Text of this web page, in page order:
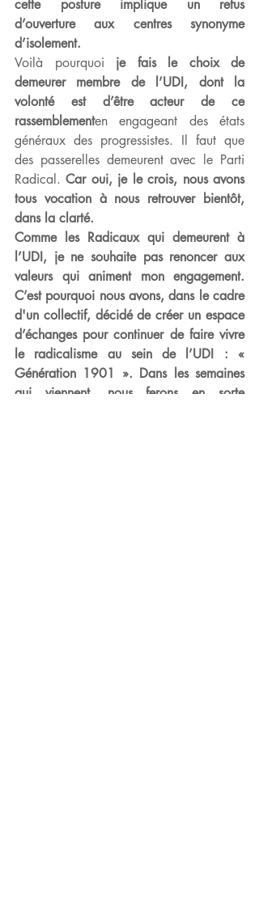
cette posture implique un refus
d’ouverture aux centres synonyme
d’isolement.
Voilà pourquoi je fais le choix de
demeurer membre de l’UDI, dont la
volonté est d’être acteur de ce
rassemblementen engageant des états
généraux des progressistes. Il faut que
des passerelles demeurent avec le Parti
Radical. Car oui, je le crois, nous avons
tous vocation à nous retrouver bientôt,
dans la clarté.
Comme les Radicaux qui demeurent à
l’UDI, je ne souhaite pas renoncer aux
valeurs qui animent mon engagement.
C’est pourquoi nous avons, dans le cadre
d'un collectif, décidé de créer un espace
d’échanges pour continuer de faire vivre
le radicalisme au sein de l’UDI : «
Génération 1901 ». Dans les semaines
qui viennent, nous ferons en sorte